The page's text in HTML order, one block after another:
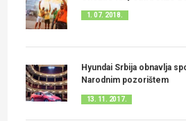
1. 07. 2018.
Hyundai Srbija obnavlja
Narodnim pozorištem
13. 11. 2017.